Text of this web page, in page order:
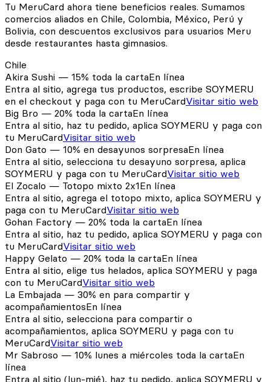
Tu MeruCard ahora tiene beneficios reales. Sumamos
comercios aliados en Chile, Colombia, México, Perú y
Bolivia, con descuentos exclusivos para usuarios Meru
desde restaurantes hasta gimnasios.
Chile
Akira Sushi — 15% toda la cartaEn línea
Entra al sitio, agrega tus productos, escribe SOYMERU
en el checkout y paga con tu MeruCardVisitar sitio web
Big Bro — 20% toda la cartaEn línea
Entra al sitio, haz tu pedido, aplica SOYMERU y paga con
tu MeruCardVisitar sitio web
Don Gato — 10% en desayunos sorpresaEn línea
Entra al sitio, selecciona tu desayuno sorpresa, aplica
SOYMERU y paga con tu MeruCardVisitar sitio web
El Zocalo — Totopo mixto 2x1En línea
Entra al sitio, agrega el totopo mixto, aplica SOYMERU y
paga con tu MeruCardVisitar sitio web
Gohan Factory — 20% toda la cartaEn línea
Entra al sitio, haz tu pedido, aplica SOYMERU y paga con
tu MeruCardVisitar sitio web
Happy Gelato — 20% toda la cartaEn línea
Entra al sitio, elige tus helados, aplica SOYMERU y paga
con tu MeruCardVisitar sitio web
La Embajada — 30% en para compartir y
acompañamientosEn línea
Entra al sitio, selecciona para compartir o
acompañamientos, aplica SOYMERU y paga con tu
MeruCardVisitar sitio web
Mr Sabroso — 10% lunes a miércoles toda la cartaEn
línea
Entra al sitio (lun-mié), haz tu pedido, aplica SOYMERU y